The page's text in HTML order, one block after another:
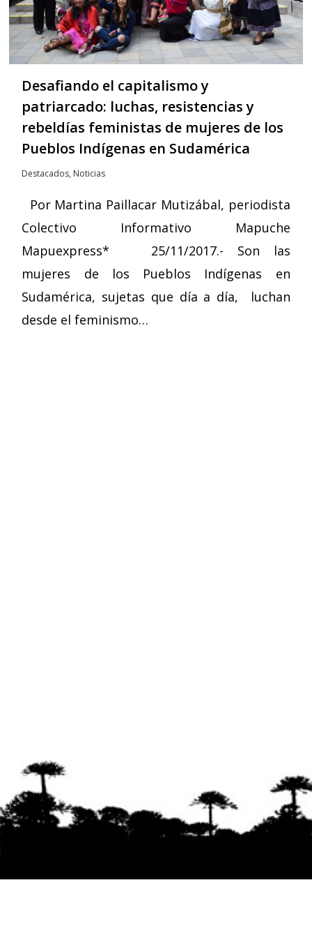
Desafiando el capitalismo y
patriarcado: luchas, resistencias y
rebeldías feministas de mujeres de los
Pueblos Indígenas en Sudamérica
Destacados, Noticias
Por Martina Paillacar Mutizábal, periodista
Colectivo Informativo Mapuche
Mapuexpress* 25/11/2017.- Son las
mujeres de los Pueblos Indígenas en
Sudamérica, sujetas que día a día, luchan
desde el feminismo…